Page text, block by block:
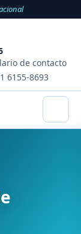
de contacto
6155-8693